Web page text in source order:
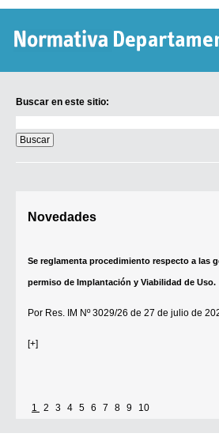
Buscar en este sitio:
en
este
sitio:
Novedades
Se reglamenta procedimiento respecto a las
permiso de Implantación y Viabilidad de Uso.
Por Res. IM Nº 3029/26 de 27 de julio de
[+]
1 2 3 4 5 6 7 8 9 10